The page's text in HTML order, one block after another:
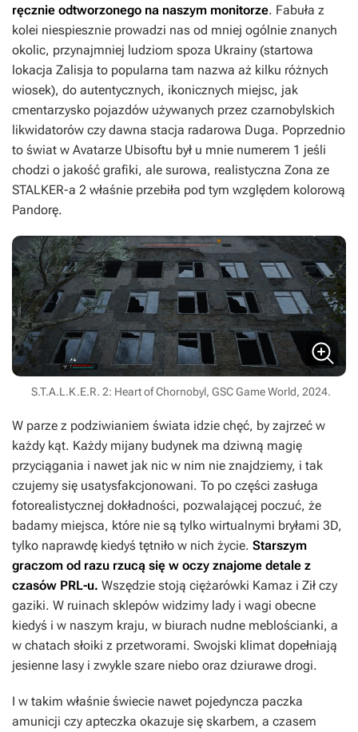
ręcznie odtworzonego na naszym monitorze. Fabuła z
kolei niespiesznie prowadzi nas od mniej ogólnie znanych
okolic, przynajmniej ludziom spoza Ukrainy (startowa
lokacja Zalisja to popularna tam nazwa aż kilku różnych
wiosek), do autentycznych, ikonicznych miejsc, jak
cmentarzysko pojazdów używanych przez czarnobylskich
likwidatorów czy dawna stacja radarowa Duga. Poprzednio
to świat w Avatarze Ubisoftu był u mnie numerem 1 jeśli
chodzi o jakość grafiki, ale surowa, realistyczna Zona ze
STALKER-a 2 właśnie przebiła pod tym względem kolorową
Pandorę.
S.T.A.L.K.E.R. 2: Heart of Chornobyl, GSC Game World, 2024.
W parze z podziwianiem świata idzie chęć, by zajrzeć w
każdy kąt. Każdy mijany budynek ma dziwną magię
przyciągania i nawet jak nic w nim nie znajdziemy, i tak
czujemy się usatysfakcjonowani. To po części zasługa
fotorealistycznej dokładności, pozwalającej poczuć, że
badamy miejsca, które nie są tylko wirtualnymi bryłami 3D,
tylko naprawdę kiedyś tętniło w nich życie. Starszym
graczom od razu rzucą się w oczy znajome detale z
czasów PRL-u. Wszędzie stoją ciężarówki Kamaz i Ził czy
gaziki. W ruinach sklepów widzimy lady i wagi obecne
kiedyś i w naszym kraju, w biurach nudne meblościanki, a
w chatach słoiki z przetworami. Swojski klimat dopełniają
jesienne lasy i zwykle szare niebo oraz dziurawe drogi.
I w takim właśnie świecie nawet pojedyncza paczka
amunicji czy apteczka okazuje się skarbem, a czasem